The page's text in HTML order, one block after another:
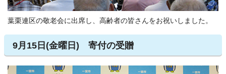
葉栗連区の敬老会に出席し、高齢者の皆さんをお祝いしました。
9月15日(金曜日) 寄付の受贈